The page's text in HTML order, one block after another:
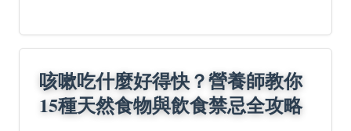
咳嗽吃什麼好得快？營養師教你
15種天然食物與飲食禁忌全攻略